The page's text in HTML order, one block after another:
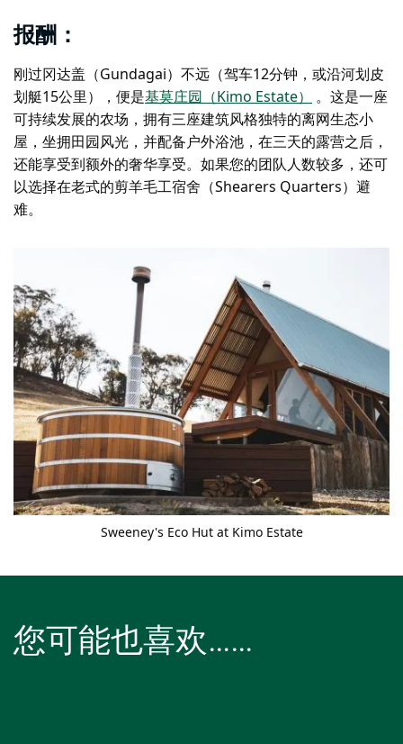
报酬：
刚过冈达盖（Gundagai）不远（驾车12分钟，或沿河划皮
划艇15公里），便是基莫庄园（Kimo Estate）
。这是一座
可持续发展的农场，拥有三座建筑风格独特的离网生态小
屋，坐拥田园风光，并配备户外浴池，在三天的露营之后，
还能享受到额外的奢华享受。如果您的团队人数较多，还可
以选择在老式的剪羊毛工宿舍（Shearers Quarters）避
难。
Sweeney's Eco Hut at Kimo Estate
您可能也喜欢……